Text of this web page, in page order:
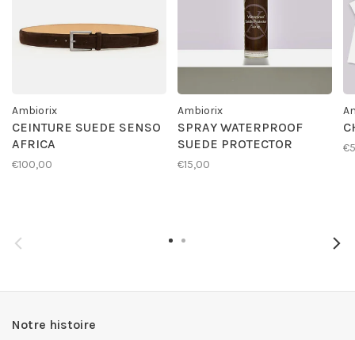
Ambiorix
CEINTURE SUEDE SENSO
AFRICA
€100,00
Ambiorix
SPRAY WATERPROOF
SUEDE PROTECTOR
€15,00
Notre histoire